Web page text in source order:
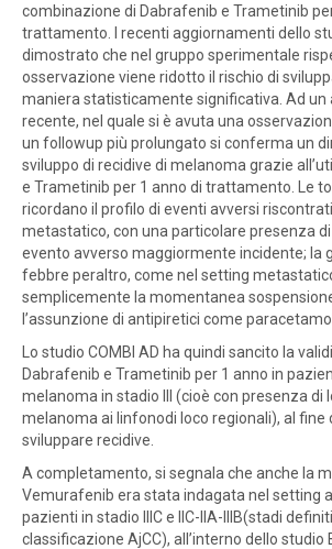
combinazione di Dabrafenib e Trametinib
trattamento. I recenti aggiornamenti dello
dimostrato che nel gruppo sperimentale
osservazione viene ridotto il rischio di
maniera statisticamente significativa. Ad un
recente, nel quale si è avuta una
un followup più prolungato si conferma un
sviluppo di recidive di melanoma grazie
e Trametinib per 1 anno di trattamento. Le
ricordano il profilo di eventi avversi
metastatico, con una particolare presenza
evento avverso maggiormente incidente; la
febbre peraltro, come nel setting
semplicemente la momentanea
l’assunzione di antipiretici come
Lo studio COMBI AD ha quindi sancito la
Dabrafenib e Trametinib per 1 anno in
melanoma in stadio III (cioè con presenza di
melanoma ai linfonodi loco regionali), al fine
sviluppare recidive.
A completamento, si segnala che anche la
Vemurafenib era stata indagata nel setting
pazienti in stadio IIIC e IIC-IIA-IIIB(stadi
classificazione AjCC), all’interno dello studio